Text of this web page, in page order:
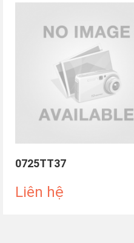
0725TT37
Liên hệ